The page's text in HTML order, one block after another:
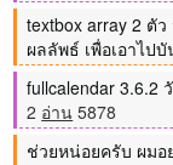
textbox array 2 ตั
ผลลัพธ์ เพื่อเอาไป
fullcalendar 3.6.2
2 อ่าน 5878
ช่วยหน่อยครับ ผมอ